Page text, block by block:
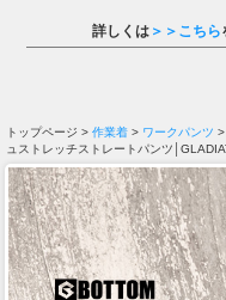
詳しくは ＞＞こちら
トップページ > 作業着 > ワークパンツ >
ュストレッチストレートパンツ